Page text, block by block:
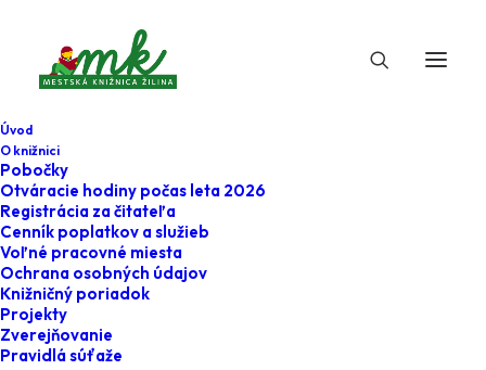
Úvod
O knižnici
Pobočky
Otváracie hodiny počas leta 2026
Registrácia za čitateľa
Cenník poplatkov a služieb
Voľné pracovné miesta
Ochrana osobných údajov
Knižničný poriadok
Projekty
Zverejňovanie
Pravidlá súťaže